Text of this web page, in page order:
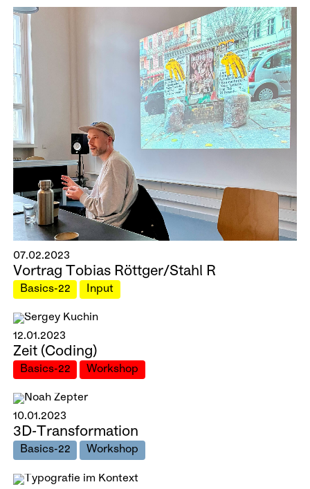
07.02.2023
Vortrag Tobias Röttger/Stahl R
Basics-22 Input
12.01.2023
Zeit (Coding)
Basics-22 Workshop
10.01.2023
3D-Transformation
Basics-22 Workshop